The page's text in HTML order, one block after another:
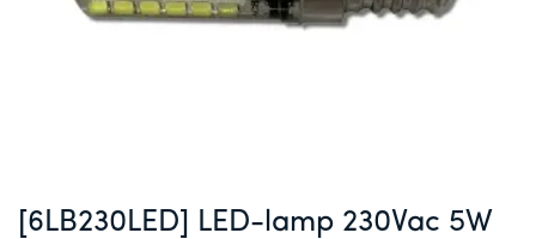
[6LB230LED] LED-lamp 230Vac 5W